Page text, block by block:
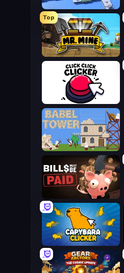
Conveyor Idle
Top
Mr. Mine
Click Click Clicker
Babel Tower
Bills Must Be Paid
Capybara Clicker